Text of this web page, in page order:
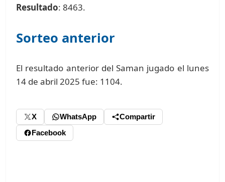
Resultado: 8463.
Sorteo anterior
El resultado anterior del Saman jugado el lunes
14 de abril 2025 fue: 1104.
X WhatsApp
Compartir
Facebook